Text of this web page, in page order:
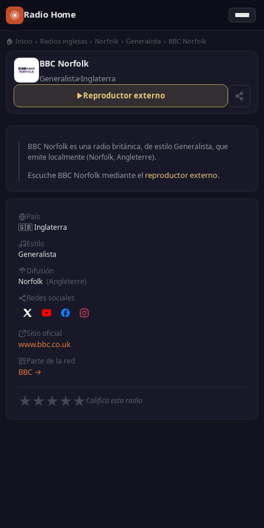
Radio Home
🏠 Inicio › Radios inglesas › Norfolk › Generalista › BBC Norfolk
BBC Norfolk
GeneralistaInglaterra
Reproductor externo
BBC Norfolk es una radio británica, de estilo Generalista, que
emite localmente (Norfolk, Angleterre).
Escuche BBC Norfolk mediante el reproductor externo.
País
🇬🇧 Inglaterra
Estilo
Generalista
Difusión
Norfolk (Angleterre)
Redes sociales
Sitio oficial
www.bbc.co.uk
Parte de la red
BBC →
★ ★ ★ ★ ★ Califica esta radio